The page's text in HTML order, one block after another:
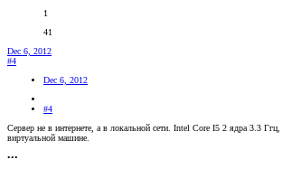
1
41
Dec 6, 2012
#4
Dec 6, 2012
#4
Сервер не в интернете, а в локальной сети. Intel Core I5 2 ядра 3.3 Ггц,
виртуальной машине.
•••